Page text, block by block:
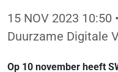
15 NOV 2023 10:50
Duurzame Digitale
Op 10 november heeft